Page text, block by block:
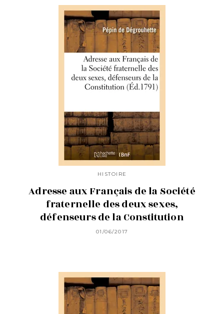
HISTOIRE
Adresse aux Français de la Société
fraternelle des deux sexes,
défenseurs de la Constitution
01/06/2017